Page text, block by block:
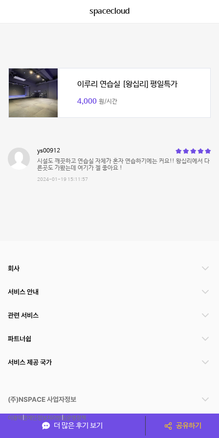
spacecloud
이루리 연습실 [왕십리] 평일특가
4,000 원/시간
ys00912
시설도 깨끗하고 연습실 자체가 혼자 연습하기에는 커요!! 왕십리에서 다
른곳도 가봤는데 여기가 젤 좋아요 !
2024-01-19 15:11:57
더 많은 후기 보기 공유하기
회사
서비스 안내
관련 서비스
파트너쉽
서비스 제공 국가
(주)NSPACE 사업자정보
이용약관개인정보처리방침운영정책
스페이스클라우드는 통신판매중개자이며 통신판매의 당사자가 아닙니다. 따라서 스페이스클